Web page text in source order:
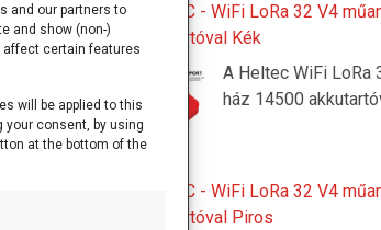
and our partners to
and show (non-)
affect certain features
will be applied to this
your consent, by using
at the bottom of the
HELTEC - WiFi LoRa 32 V4
akkutartóval Kék
A Heltec WiFi LoRa
ház 14500
HELTEC - WiFi LoRa 32 V4
akkutartóval Piros